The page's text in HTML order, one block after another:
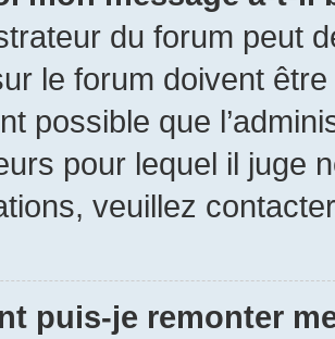
du forum peut
le forum doivent
possible que
pour lequel il juge
veuillez
puis-je remonter